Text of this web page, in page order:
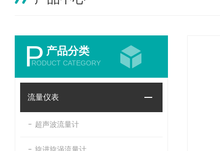
P 产品分类
RODUCT CATEGORY
流量仪表
超声波流量计
旋进旋涡流量计